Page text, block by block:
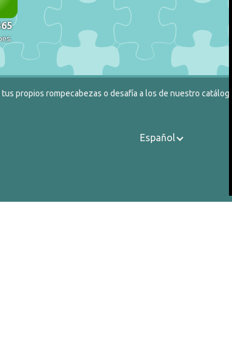
propios rompecabezas o desafía a los de nuestro catálogo.
Español